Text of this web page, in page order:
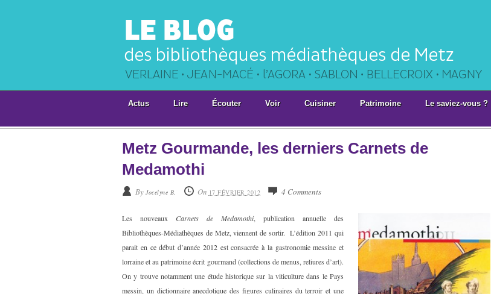
Actus Lire Écouter Voir Cuisiner Patrimoine Le saviez-vous ?
Metz Gourmande, les derniers Carnets de
Medamothi
By Jocelyne B. On 17 FÉVRIER 2012 4 Comments
Les nouveaux Carnets de Medamothi, publication annuelle des
Bibliothèques-Médiathèques de Metz, viennent de sortir. L’édition 2011 qui
parait en ce début d’année 2012 est consacrée à la gastronomie messine et
lorraine et au patrimoine écrit gourmand (collections de menus, reliures d’art).
On y trouve notamment une étude historique sur la viticulture dans le Pays
messin, un dictionnaire anecdotique des figures culinaires du terroir et une